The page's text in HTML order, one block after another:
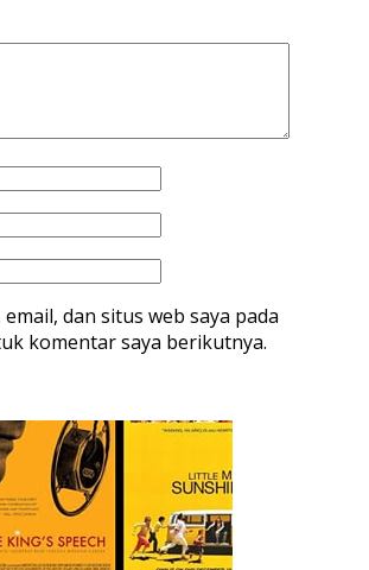
dan situs web saya pada
komentar saya berikutnya.